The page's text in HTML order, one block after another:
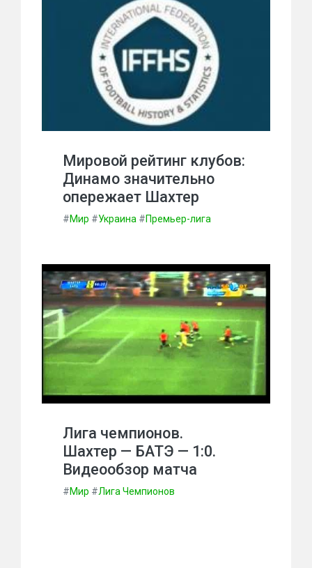
Мировой рейтинг клубов:
Динамо значительно
опережает Шахтер
#Мир #Украина #Премьер-лига
Лига чемпионов.
Шахтер — БАТЭ — 1:0.
Видеообзор матча
#Мир #Лига Чемпионов